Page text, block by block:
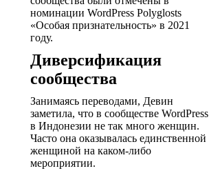
номинации WordPress Polyglosts
«Особая признательность» в 2021
году.
Диверсификация
сообщества
Занимаясь переводами, Девин
заметила, что в сообществе WordPress
в Индонезии не так много женщин.
Часто она оказывалась единственной
женщиной на каком-либо
мероприятии.